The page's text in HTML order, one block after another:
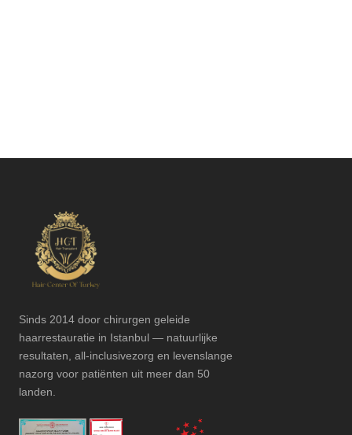
Sinds 2014 door chirurgen geleide
haarrestauratie in Istanbul — natuurlijke
resultaten, all-inclusivezorg en levenslange
nazorg voor patiënten uit meer dan 50
landen.